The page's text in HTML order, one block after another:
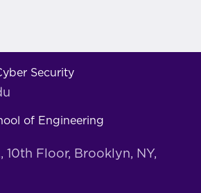
Security
of Engineering
10th Floor, Brooklyn, NY,